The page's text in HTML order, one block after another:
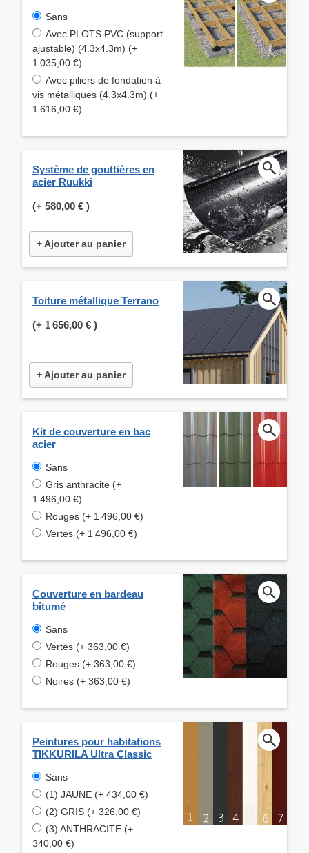
Sans
Avec PLOTS PVC (support
ajustable) (4.3x4.3m) (+
1 035,00 €)
Avec piliers de fondation à
vis métalliques (4.3x4.3m) (+
1 616,00 €)
Système de gouttières en
acier Ruukki
(+ 580,00 € )
+ Ajouter au panier
Toiture métallique Terrano
(+ 1 656,00 € )
+ Ajouter au panier
Kit de couverture en bac
acier
Sans
Gris anthracite (+
1 496,00 €)
Rouges (+ 1 496,00 €)
Vertes (+ 1 496,00 €)
Couverture en bardeau
bitumé
Sans
Vertes (+ 363,00 €)
Rouges (+ 363,00 €)
Noires (+ 363,00 €)
Peintures pour habitations
TIKKURILA Ultra Classic
Sans
(1) JAUNE (+ 434,00 €)
(2) GRIS (+ 326,00 €)
(3) ANTHRACITE (+
340,00 €)